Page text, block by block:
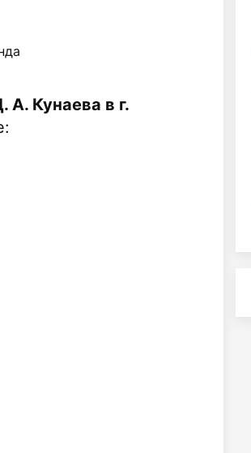
А. Кунаева в г.